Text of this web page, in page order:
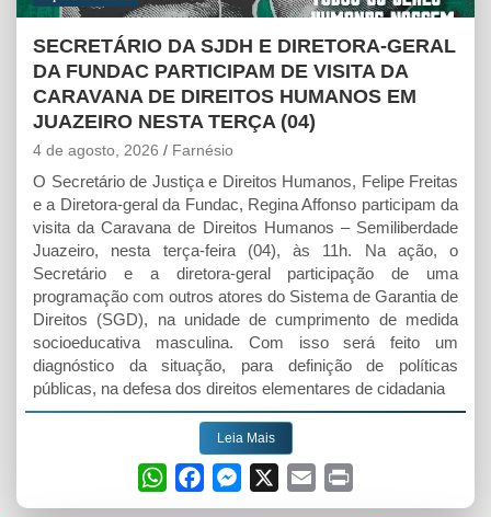
SECRETÁRIO DA SJDH E DIRETORA-GERAL
DA FUNDAC PARTICIPAM DE VISITA DA
CARAVANA DE DIREITOS HUMANOS EM
JUAZEIRO NESTA TERÇA (04)
4 de agosto, 2026 Farnésio
O Secretário de Justiça e Direitos Humanos, Felipe Freitas
e a Diretora-geral da Fundac, Regina Affonso participam da
visita da Caravana de Direitos Humanos – Semiliberdade
Juazeiro, nesta terça-feira (04), às 11h. Na ação, o
Secretário e a diretora-geral participação de uma
programação com outros atores do Sistema de Garantia de
Direitos (SGD), na unidade de cumprimento de medida
socioeducativa masculina. Com isso será feito um
diagnóstico da situação, para definição de políticas
públicas, na defesa dos direitos elementares de cidadania
W
h
a
e
m
r
Leia Mais